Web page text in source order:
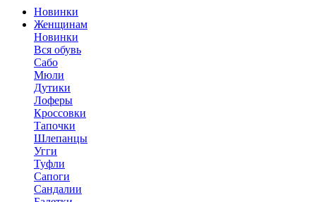
Новинки
Женщинам
Новинки
Вся обувь
Сабо
Мюли
Дутики
Лоферы
Кроссовки
Тапочки
Шлепанцы
Угги
Туфли
Сапоги
Сандалии